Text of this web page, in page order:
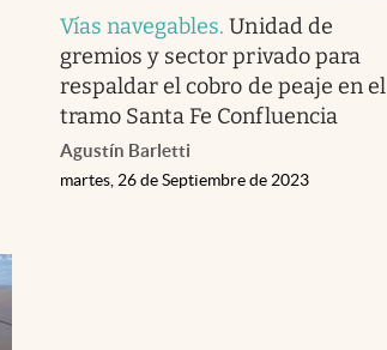
Vías navegables.Unidad de
gremios y sector privado para
respaldar el cobro de peaje en el
tramo Santa Fe Confluencia
Agustín Barletti
martes, 26 de Septiembre de 2023